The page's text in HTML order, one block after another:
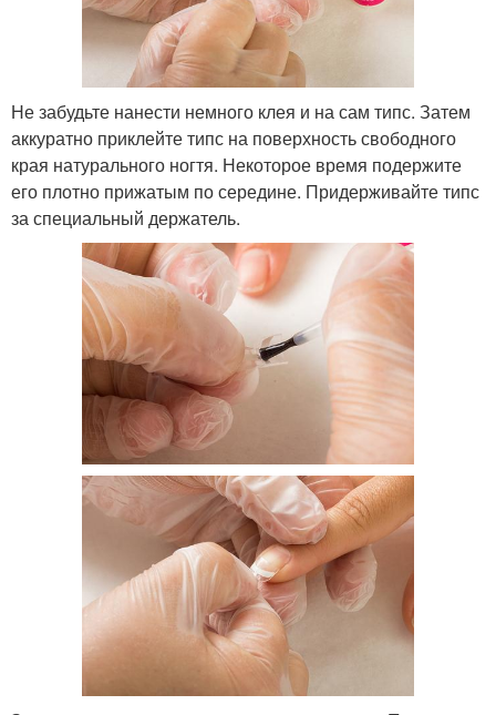
Не забудьте нанести немного клея и на сам типс. Затем
аккуратно приклейте типс на поверхность свободного
края натурального ногтя. Некоторое время подержите
его плотно прижатым по середине. Придерживайте типс
за специальный держатель.